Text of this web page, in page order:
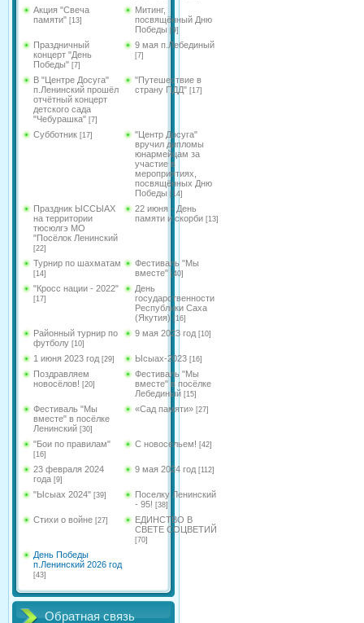
Акция "Свеча
памяти" [13]
Митинг,
посвящённый Дню
Победы [9]
Праздничный
концерт "День
Победы" [7]
9 мая п.Лебединый
[7]
В "Центре Досуга"
п.Ленинский прошёл
отчётный концерт
детского сада
"Чебурашка" [7]
"Путешествие в
страну ПДД" [17]
Субботник [17]
"Центр Досуга"
вручил дипломы
юнармейцам за
участие в
мероприятиях,
посвящённых Дню
Победы [14]
Праздник ЫССЫАХ
на территории
тюсюлгэ МО
"Посёлок Ленинский
[22]
22 июня - День
памяти и скорби [13]
Турнир по шахматам
[14]
Фестиваль "Мы
вместе" [40]
"Кросс нации - 2022"
[17]
День
государственности
Республики Саха
(Якутия) [16]
Районный турнир по
футболу [10]
9 мая 2023 год [10]
1 июня 2023 год [29] Ысыах-2023 [16]
Поздравляем
новосёлов! [20]
Фестиваль "Мы
вместе" в посёлке
Лебединый [15]
Фестиваль "Мы
вместе" в посёлке
Ленинский [30]
«Сад памяти» [27]
"Бои по правилам"
[16]
С новосельем! [42]
23 февраля 2024
года [9]
9 мая 2024 год [112]
"Ысыах 2024" [39]
Поселку Ленинский
- 95! [38]
Стихи о войне [27]
ЕДИНСТВО В
СВЕТЕ СОЦВЕТИЙ
[70]
День Победы
п.Ленинский 2026 год
[43]
Обратная связь